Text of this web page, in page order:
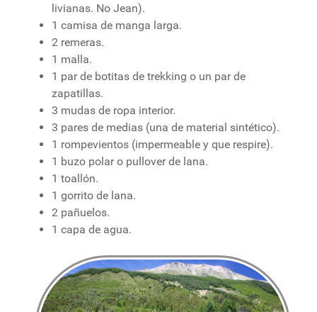
livianas. No Jean).
1 camisa de manga larga.
2 remeras.
1 malla.
1 par de botitas de trekking o un par de
zapatillas.
3 mudas de ropa interior.
3 pares de medias (una de material sintético).
1 rompevientos (impermeable y que respire).
1 buzo polar o pullover de lana.
1 toallón.
1 gorrito de lana.
2 pañuelos.
1 capa de agua.